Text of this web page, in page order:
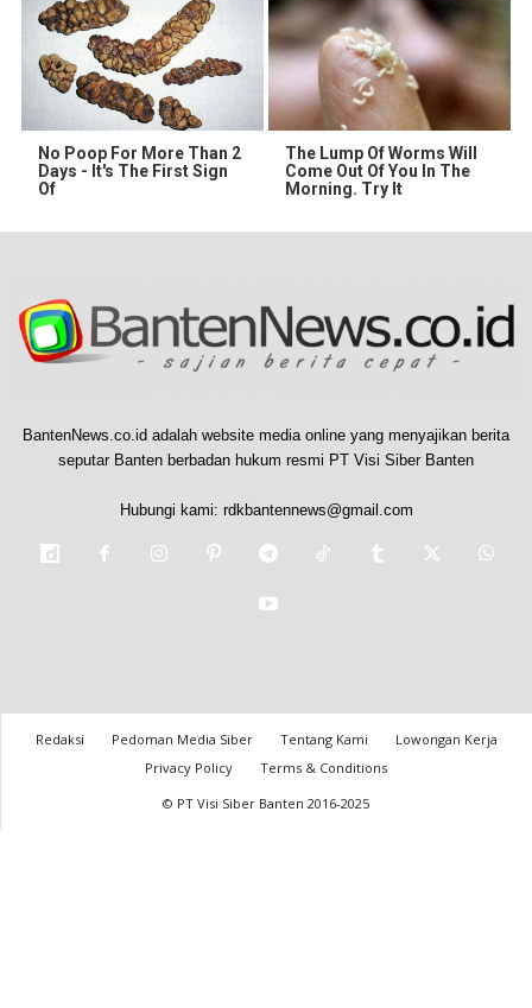
No Poop For More Than 2
Days - It's The First Sign
Of
The Lump Of Worms Will
Come Out Of You In The
Morning. Try It
BantenNews.co.id adalah website media online yang menyajikan berita
seputar Banten berbadan hukum resmi PT Visi Siber Banten
Hubungi kami: rdkbantennews@gmail.com
Redaksi Pedoman Media Siber Tentang Kami
Lowongan Kerja
Privacy Policy
Terms & Conditions
© PT Visi Siber Banten 2016-2025